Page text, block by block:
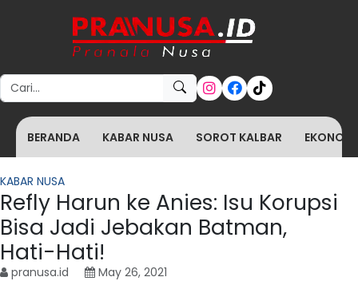
Search for:
BERANDA KABAR NUSA SOROT KALBAR
KABAR NUSA
Refly Harun ke Anies: Isu Korupsi
Bisa Jadi Jebakan Batman,
Hati-Hati!
pranusa.id May 26, 2021